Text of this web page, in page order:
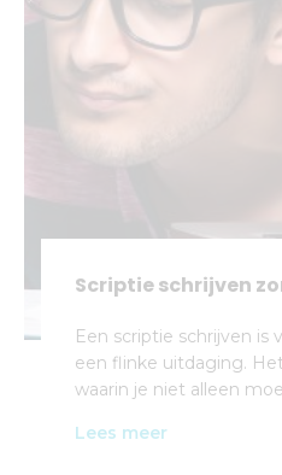
Scriptie schrijven
Een scriptie schrijven is
een flinke uitdaging.
waarin je niet alleen
Lees meer